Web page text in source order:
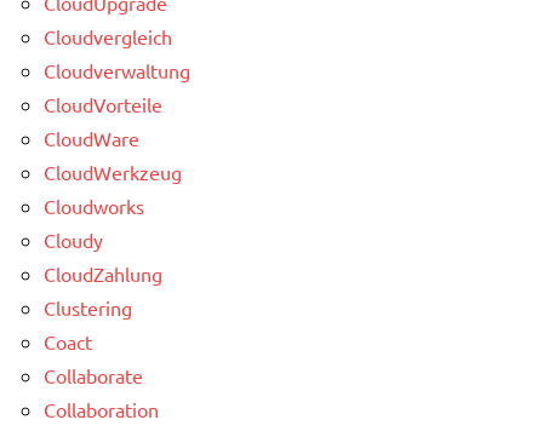
Cloudvergleich
Cloudverwaltung
CloudVorteile
CloudWare
CloudWerkzeug
Cloudworks
Cloudy
CloudZahlung
Clustering
Coact
Collaborate
Collaboration